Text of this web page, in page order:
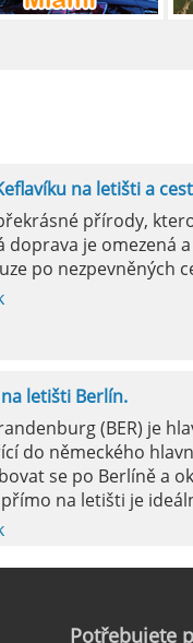
Lefkada je
na letišti a
přírody,
doprava je omezená
po nezpevněných
letišti Berlín.
(BER) je
do německého
se po Berlíně a
na letišti je
oficiálně známé
Milan,
pokud si půjčujete
vyzvednutím
Potřebujete